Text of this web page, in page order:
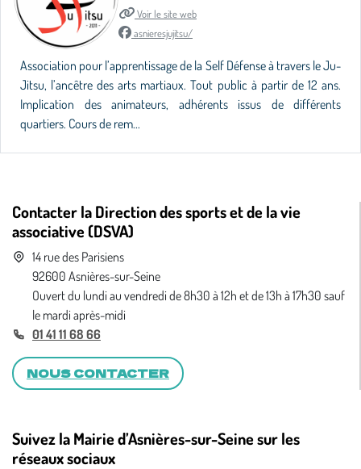
Voir le site web
asnieresjujitsu/
Association pour l’apprentissage de la Self Défense à travers le Ju-
Jitsu, l’ancêtre des arts martiaux. Tout public à partir de 12 ans.
Implication des animateurs, adhérents issus de différents
quartiers. Cours de rem...
Contacter la Direction des sports et de la vie
associative (DSVA)
14 rue des Parisiens
92600 Asnières-sur-Seine
Ouvert du lundi au vendredi de 8h30 à 12h et de 13h à 17h30 sauf
le mardi après-midi
01 41 11 68 66
NOUS CONTACTER
Suivez la Mairie d’Asnières-sur-Seine sur les
réseaux sociaux